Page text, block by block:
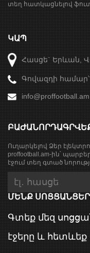
տեղ հատկացնելով
ԿԱՊ
Հասցե` Երևան,
Գովազդի համար՝
info@proffootball.am
Ուղարկելով Ձեր
proffootball.am-ին՝
էջում տեղ գտած
ՄԵՆՔ
Գտեք մեզ
էջերը և հետևեք